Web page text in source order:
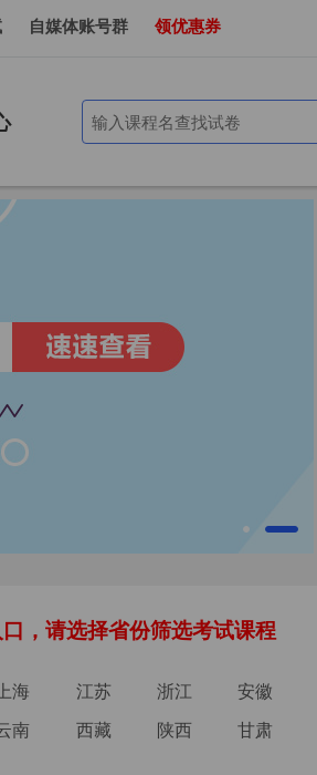
自媒体账号群 领优惠券
，请选择省份筛选考试课程
上海 江苏 浙江 安徽
南 西藏 陕西 甘肃